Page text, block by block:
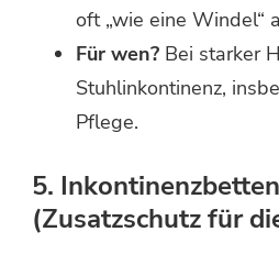
oft „wie eine Windel“
Für wen? Bei starker
Stuhlinkontinenz,
Pflege.
5.
(Zusatzschutz für